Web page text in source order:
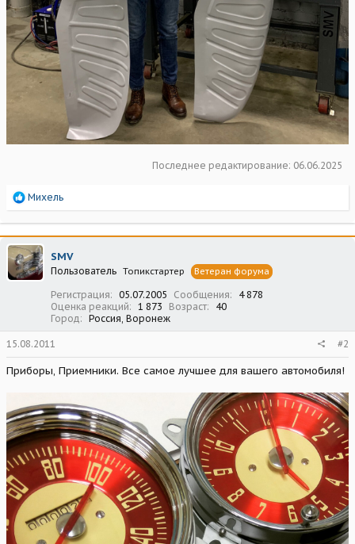
Последнее редактирование: 06.06.2025
Р
а
к
ц
и
и
Михель
SMV
Пользователь Топикстартер Ветеран форума
Регистрация 05.07.2005 Сообщения
4 878
Оценка реакций
1 873 Возраст
40
Город
Россия, Воронеж
15.08.2011 #2
Приборы, Приемники. Все самое лучшее для вашего автомобиля!